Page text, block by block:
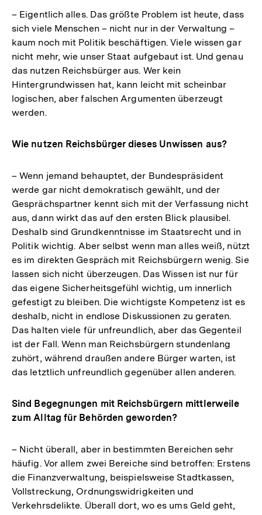
– Eigentlich alles. Das größte Problem ist heute, dass
sich viele Menschen – nicht nur in der Verwaltung –
kaum noch mit Politik beschäftigen. Viele wissen gar
nicht mehr, wie unser Staat aufgebaut ist. Und genau
das nutzen Reichsbürger aus. Wer kein
Hintergrundwissen hat, kann leicht mit scheinbar
logischen, aber falschen Argumenten überzeugt
werden.
Wie nutzen Reichsbürger dieses Unwissen aus?
– Wenn jemand behauptet, der Bundespräsident
werde gar nicht demokratisch gewählt, und der
Gesprächspartner kennt sich mit der Verfassung nicht
aus, dann wirkt das auf den ersten Blick plausibel.
Deshalb sind Grundkenntnisse im Staatsrecht und in
Politik wichtig. Aber selbst wenn man alles weiß, nützt
es im direkten Gespräch mit Reichsbürgern wenig. Sie
lassen sich nicht überzeugen. Das Wissen ist nur für
das eigene Sicherheitsgefühl wichtig, um innerlich
gefestigt zu bleiben. Die wichtigste Kompetenz ist es
deshalb, nicht in endlose Diskussionen zu geraten.
Das halten viele für unfreundlich, aber das Gegenteil
ist der Fall. Wenn man Reichsbürgern stundenlang
zuhört, während draußen andere Bürger warten, ist
das letztlich unfreundlich gegenüber allen anderen.
Sind Begegnungen mit Reichsbürgern mittlerweile
zum Alltag für Behörden geworden?
– Nicht überall, aber in bestimmten Bereichen sehr
häufig. Vor allem zwei Bereiche sind betroffen: Erstens
die Finanzverwaltung, beispielsweise Stadtkassen,
Vollstreckung, Ordnungswidrigkeiten und
Verkehrsdelikte. Überall dort, wo es ums Geld geht,